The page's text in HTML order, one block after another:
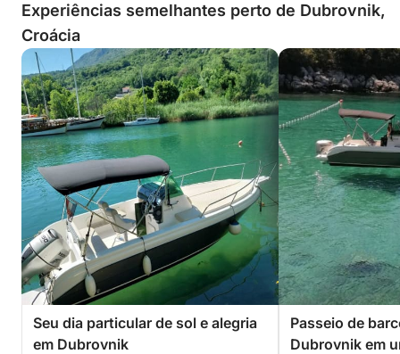
Experiências semelhantes perto de Dubrovnik,
Croácia
Seu dia particular de sol e alegria
em Dubrovnik
Passeio de
Dubrovnik em